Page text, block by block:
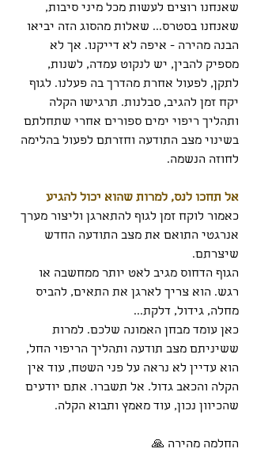
שאנחנו רוצים לעשות מכל מיני סיבות,
שאנחנו בסטרס... שאלות מהסוג הזה יביאו
הבנה מהירה - איפה לא דייקנו. אך לא
מספיק להבין, יש לנקוט עמדה, לשנות,
לתקן, לפעול אחרת מהדרך בה פעלנו. לגוף
יקח זמן להגיב, סבלנות. תרגישו הקלה
ותהליך ריפוי ימים ספורים אחרי שתחלתם
בשינוי מצב התודעה וחזרתם לפעול בהלימה
לחוזה הנשמה.
אל תחכו לנס, למרות שהוא יכול להגיע
כאמור לוקח זמן לגוף להתארגן וליצור מערך
אנרגטי התואם את מצב התודעה החדש
שיצרתם.
הגוף הדחוס מגיב לאט יותר ממחשבה או
רגש. הוא צריך לארגן את התאים, להביס
מחלה, גידול, דלקת...
כאן עומד מבחן האמונה שלכם. למרות
ששיניתם מצב תודעה ותהליך הריפוי החל,
הוא עדיין לא נראה על פני השטח, עוד אין
הקלה והכאב גדול. אל תשברו. אתם יודעים
שהכיוון נכון, עוד מאמץ ותבוא הקלה.
החלמה מהירה 🙏